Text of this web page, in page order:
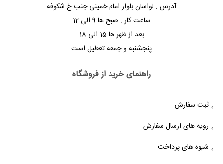
آدرس : لواسان بلوار امام خمینی جنب خ شکوفه
ساعت کار : صبح ها 9 الی 12
بعد از ظهر ها 15 الی 18
پنجشنبه و جمعه تعطیل است
راهنمای خرید از فروشگاه
ثبت سفارش
رویه های ارسال سفارش
شیوه های پرداخت